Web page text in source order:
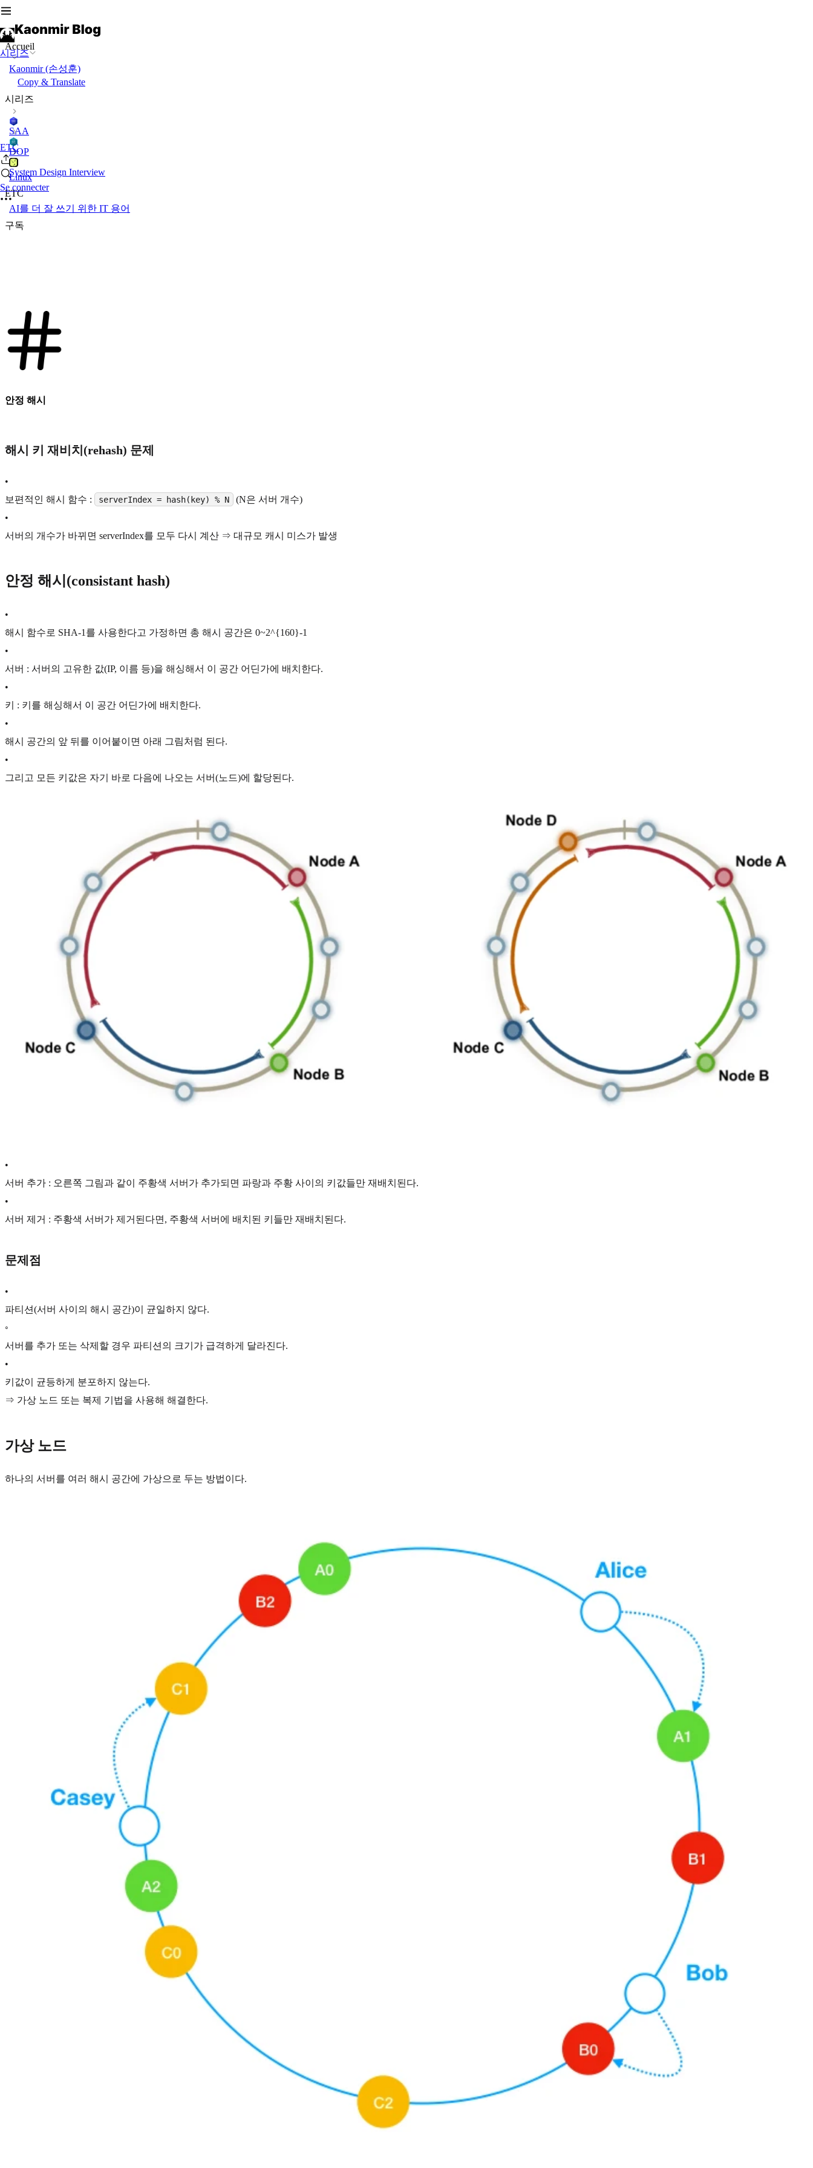
시리즈
ETC
Se connecter
Accueil
Kaonmir (손성훈)
Copy & Translate
시리즈
SAA
DOP
System Design Interview
Linux
ETC
AI를 더 잘 쓰기 위한 IT 용어
구독
안정 해시
해시 키 재비치(rehash) 문제
•
보편적인 해시 함수 :
serverIndex = hash(key) % N
(N은 서버 개수)
•
서버의 개수가 바뀌면 serverIndex를 모두 다시 계산 ⇒ 대규모 캐시 미스가 발생
안정 해시(consistant hash)
•
해시 함수로 SHA-1를 사용한다고 가정하면 총 해시 공간은 0~2^{160}-1
•
서버 : 서버의 고유한 값(IP, 이름 등)을 해싱해서 이 공간 어딘가에 배치한다.
•
키 : 키를 해싱해서 이 공간 어딘가에 배치한다.
•
해시 공간의 앞 뒤를 이어붙이면 아래 그림처럼 된다.
•
그리고 모든 키값은 자기 바로 다음에 나오는 서버(노드)에 할당된다.
•
서버 추가 : 오른쪽 그림과 같이 주황색 서버가 추가되면 파랑과 주황 사이의 키값들만 재배치된다.
•
서버 제거 : 주황색 서버가 제거된다면, 주황색 서버에 배치된 키들만 재배치된다.
문제점
•
파티션(서버 사이의 해시 공간)이 균일하지 않다.
◦
서버를 추가 또는 삭제할 경우 파티션의 크기가 급격하게 달라진다.
•
키값이 균등하게 분포하지 않는다.
⇒ 가상 노드 또는 복제 기법을 사용해 해결한다.
가상 노드
하나의 서버를 여러 해시 공간에 가상으로 두는 방법이다.